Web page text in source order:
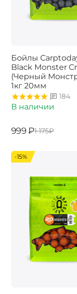
Бойлы
Black Monster
(Черный
1кг 20мм
184
В наличии
‍999‍ ₽‍1 175‍₽
-15%